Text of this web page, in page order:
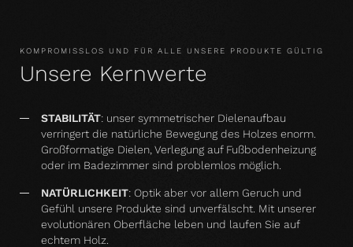
KOMPROMISSLOS UND FÜR ALLE UNSERE PRODUKTE GÜLTIG
Unsere Kernwerte
STABILITÄT: unser symmetrischer Dielenaufbau
verringert die natürliche Bewegung des Holzes enorm.
Großformatige Dielen, Verlegung auf Fußbodenheizung
oder im Badezimmer sind problemlos möglich.
NATÜRLICHKEIT: Optik aber vor allem Geruch und
Gefühl unsere Produkte sind unverfälscht. Mit unserer
evolutionären Oberfläche leben und laufen Sie auf
echtem Holz.